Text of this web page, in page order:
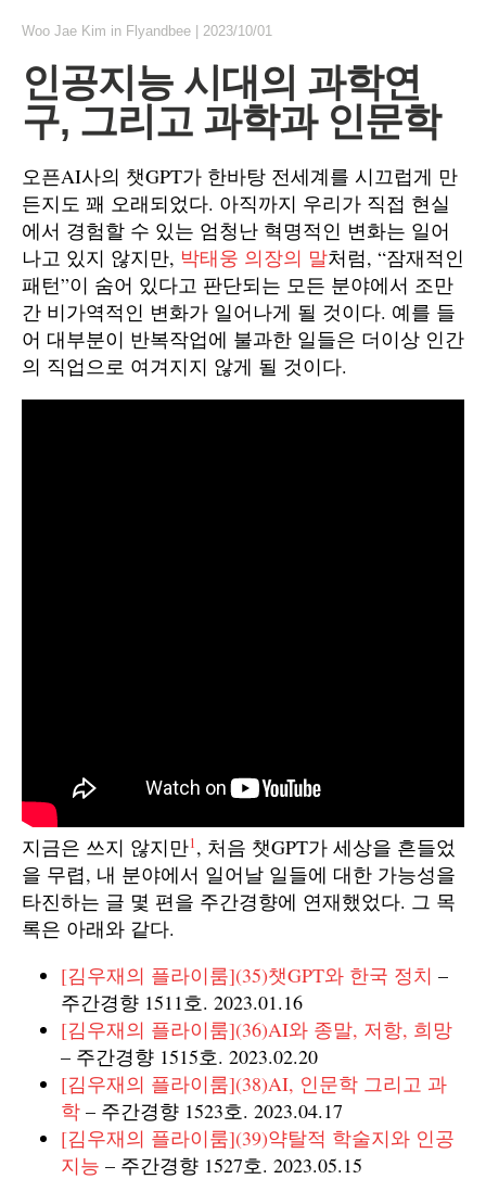
Woo Jae Kim in Flyandbee 2023/10/01
인공지능 시대의 과학연
구, 그리고 과학과 인문학
오픈AI사의 챗GPT가 한바탕 전세계를 시끄럽게 만
든지도 꽤 오래되었다. 아직까지 우리가 직접 현실
에서 경험할 수 있는 엄청난 혁명적인 변화는 일어
나고 있지 않지만, 박태웅 의장의 말처럼, “잠재적인
패턴”이 숨어 있다고 판단되는 모든 분야에서 조만
간 비가역적인 변화가 일어나게 될 것이다. 예를 들
어 대부분이 반복작업에 불과한 일들은 더이상 인간
의 직업으로 여겨지지 않게 될 것이다.
지금은 쓰지 않지만1, 처음 챗GPT가 세상을 흔들었
을 무렵, 내 분야에서 일어날 일들에 대한 가능성을
타진하는 글 몇 편을 주간경향에 연재했었다. 그 목
록은 아래와 같다.
[김우재의 플라이룸](35)챗GPT와 한국 정치 –
주간경향 1511호. 2023.01.16
[김우재의 플라이룸](36)AI와 종말, 저항, 희망
– 주간경향 1515호. 2023.02.20
[김우재의 플라이룸](38)AI, 인문학 그리고 과
학 – 주간경향 1523호. 2023.04.17
[김우재의 플라이룸](39)약탈적 학술지와 인공
지능 – 주간경향 1527호. 2023.05.15